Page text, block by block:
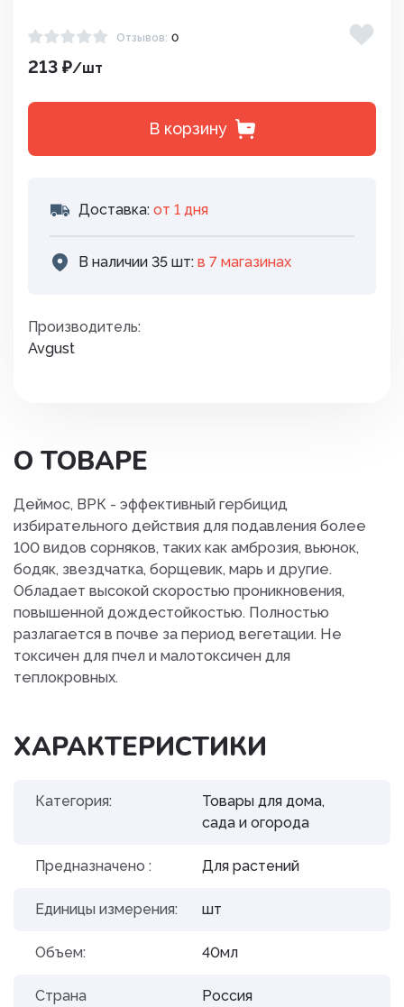
Отзывов: 0
213 ₽/шт
В корзину
Доставка: от 1 дня
В наличии 35 шт: в 7 магазинах
Производитель:
Avgust
О ТОВАРЕ
Деймос, ВРК - эффективный гербицид
избирательного действия для подавления более
100 видов сорняков, таких как амброзия, вьюнок,
бодяк, звездчатка, борщевик, марь и другие.
Обладает высокой скоростью проникновения,
повышенной дождестойкостью. Полностью
разлагается в почве за период вегетации. Не
токсичен для пчел и малотоксичен для
теплокровных.
ХАРАКТЕРИСТИКИ
Категория:
Товары для дома,
сада и огорода
Предназначено : Для растений
Единицы измерения: шт
Объем: 40мл
Страна Россия